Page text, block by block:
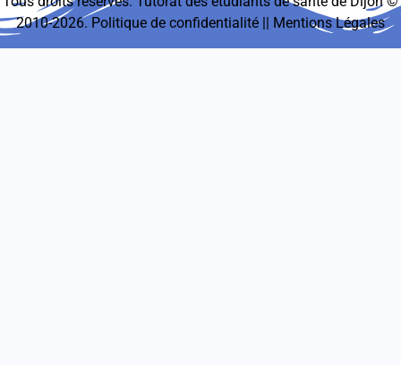
2010-2026. Politique de confidentialité Mentions Légales